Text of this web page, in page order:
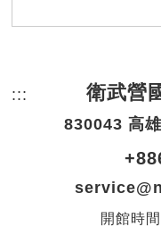
::: 頁尾網站資訊。
衛武營
830043 高
開館時間